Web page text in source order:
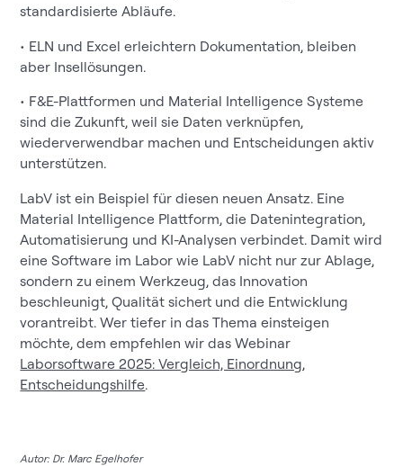
standardisierte Abläufe.
• ELN und Excel erleichtern Dokumentation, bleiben
aber Insellösungen.
• F&E-Plattformen und Material Intelligence Systeme
sind die Zukunft, weil sie Daten verknüpfen,
wiederverwendbar machen und Entscheidungen aktiv
unterstützen.
LabV ist ein Beispiel für diesen neuen Ansatz. Eine
Material Intelligence Plattform, die Datenintegration,
Automatisierung und KI-Analysen verbindet. Damit wird
eine Software im Labor wie LabV nicht nur zur Ablage,
sondern zu einem Werkzeug, das Innovation
beschleunigt, Qualität sichert und die Entwicklung
vorantreibt. Wer tiefer in das Thema einsteigen
möchte, dem empfehlen wir das Webinar
Laborsoftware 2025: Vergleich, Einordnung,
Entscheidungshilfe.
Autor: Dr. Marc Egelhofer